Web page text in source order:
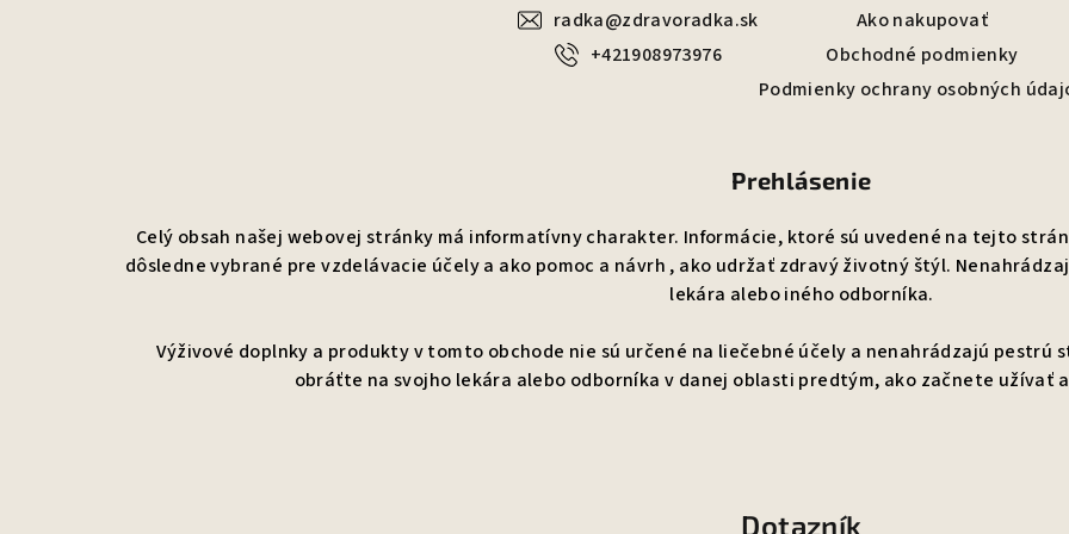
radka@zdravoradka.sk
+421908973976
Ako nakupovať
Obchodné podmienky
Podmienky ochrany osobných
Prehlásenie
Celý obsah našej webovej stránky má informatívny charakter. Informácie, ktoré sú uvedené na tejto
dôsledne vybrané pre vzdelávacie účely a ako pomoc a návrh , ako udržať zdravý životný štýl.
lekára alebo iného odborníka.
Výživové doplnky a produkty v tomto obchode nie sú určené na liečebné účely a nenahrádzajú pestrú
obráťte na svojho lekára alebo odborníka v danej oblasti predtým, ako začnete užívať
Dotazník